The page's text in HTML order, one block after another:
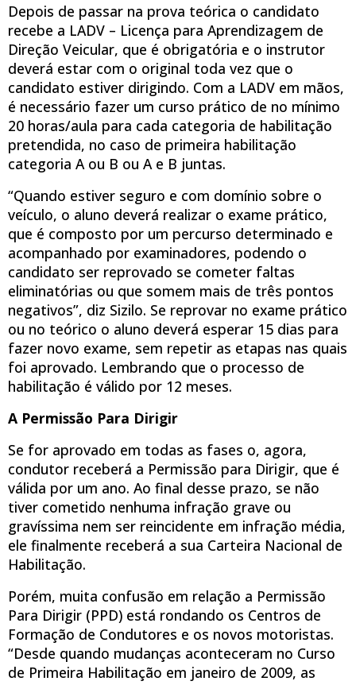
Depois de passar na prova teórica o candidato
recebe a LADV – Licença para Aprendizagem de
Direção Veicular, que é obrigatória e o instrutor
deverá estar com o original toda vez que o
candidato estiver dirigindo. Com a LADV em mãos,
é necessário fazer um curso prático de no mínimo
20 horas/aula para cada categoria de habilitação
pretendida, no caso de primeira habilitação
categoria A ou B ou A e B juntas.
“Quando estiver seguro e com domínio sobre o
veículo, o aluno deverá realizar o exame prático,
que é composto por um percurso determinado e
acompanhado por examinadores, podendo o
candidato ser reprovado se cometer faltas
eliminatórias ou que somem mais de três pontos
negativos”, diz Sizilo. Se reprovar no exame prático
ou no teórico o aluno deverá esperar 15 dias para
fazer novo exame, sem repetir as etapas nas quais
foi aprovado. Lembrando que o processo de
habilitação é válido por 12 meses.
A Permissão Para Dirigir
Se for aprovado em todas as fases o, agora,
condutor receberá a Permissão para Dirigir, que é
válida por um ano. Ao final desse prazo, se não
tiver cometido nenhuma infração grave ou
gravíssima nem ser reincidente em infração média,
ele finalmente receberá a sua Carteira Nacional de
Habilitação.
Porém, muita confusão em relação a Permissão
Para Dirigir (PPD) está rondando os Centros de
Formação de Condutores e os novos motoristas.
“Desde quando mudanças aconteceram no Curso
de Primeira Habilitação em janeiro de 2009, as